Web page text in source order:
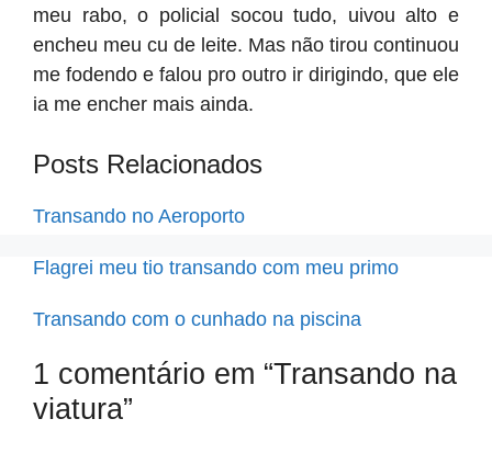
meu rabo, o policial socou tudo, uivou alto e
encheu meu cu de leite. Mas não tirou continuou
me fodendo e falou pro outro ir dirigindo, que ele
ia me encher mais ainda.
Posts Relacionados
Transando no Aeroporto
Flagrei meu tio transando com meu primo
Transando com o cunhado na piscina
1 comentário em “Transando na
viatura”